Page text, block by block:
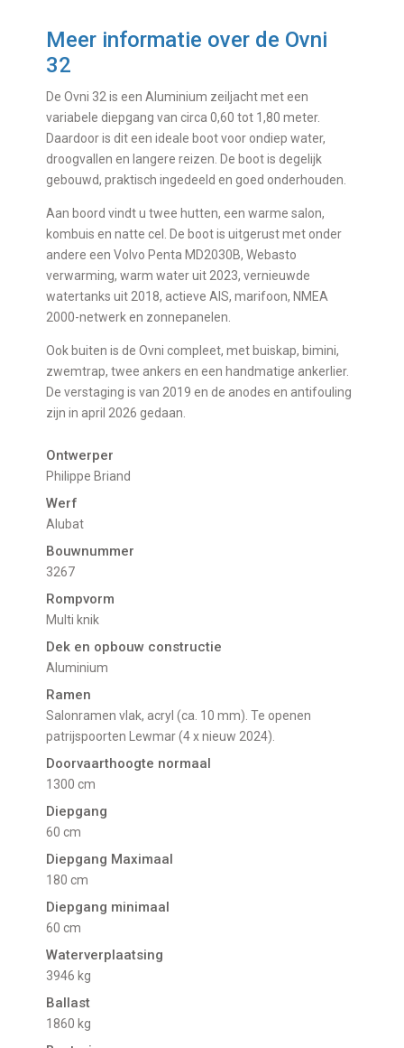
Meer informatie over de Ovni
32
De Ovni 32 is een Aluminium zeiljacht met een
variabele diepgang van circa 0,60 tot 1,80 meter.
Daardoor is dit een ideale boot voor ondiep water,
droogvallen en langere reizen. De boot is degelijk
gebouwd, praktisch ingedeeld en goed onderhouden.
Aan boord vindt u twee hutten, een warme salon,
kombuis en natte cel. De boot is uitgerust met onder
andere een Volvo Penta MD2030B, Webasto
verwarming, warm water uit 2023, vernieuwde
watertanks uit 2018, actieve AIS, marifoon, NMEA
2000-netwerk en zonnepanelen.
Ook buiten is de Ovni compleet, met buiskap, bimini,
zwemtrap, twee ankers en een handmatige ankerlier.
De verstaging is van 2019 en de anodes en antifouling
zijn in april 2026 gedaan.
Ontwerper
Philippe Briand
Werf
Alubat
Bouwnummer
3267
Rompvorm
Multi knik
Dek en opbouw constructie
Aluminium
Ramen
Salonramen vlak, acryl (ca. 10 mm). Te openen
patrijspoorten Lewmar (4 x nieuw 2024).
Doorvaarthoogte normaal
1300 cm
Diepgang
60 cm
Diepgang Maximaal
180 cm
Diepgang minimaal
60 cm
Waterverplaatsing
3946 kg
Ballast
1860 kg